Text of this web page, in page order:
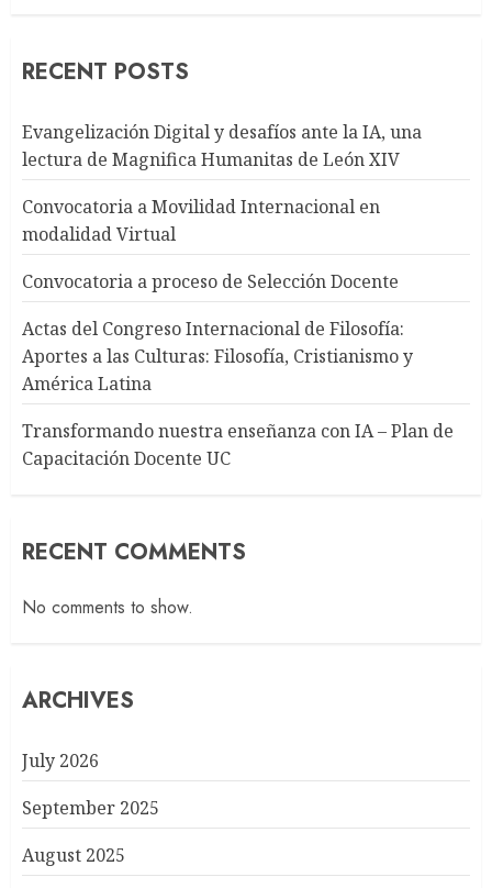
RECENT POSTS
Evangelización Digital y desafíos ante la IA, una
lectura de Magnifica Humanitas de León XIV
Convocatoria a Movilidad Internacional en
modalidad Virtual
Convocatoria a proceso de Selección Docente
Actas del Congreso Internacional de Filosofía:
Aportes a las Culturas: Filosofía, Cristianismo y
América Latina
Transformando nuestra enseñanza con IA – Plan de
Capacitación Docente UC
RECENT COMMENTS
No comments to show.
ARCHIVES
July 2026
September 2025
August 2025